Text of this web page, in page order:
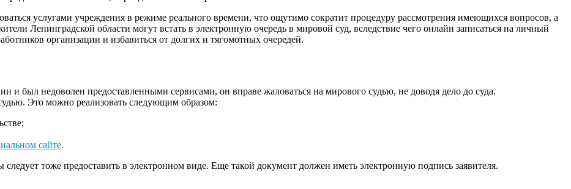
услугами учреждения в режиме реального времени, что ощутимо сократит процедуру рассмотрения имеющихся вопросов, а
Ленинградской области могут встать в электронную очередь в мировой суд, вследствие чего онлайн записаться на личный
организации и избавиться от долгих и тягомотных очередей.
и был недоволен предоставленными сервисами, он вправе жаловаться на мирового судью, не доводя дело до суда.
Это можно реализовать следующим образом:
сайте.
тоже предоставить в электронном виде. Еще такой документ должен иметь электронную подпись заявителя.